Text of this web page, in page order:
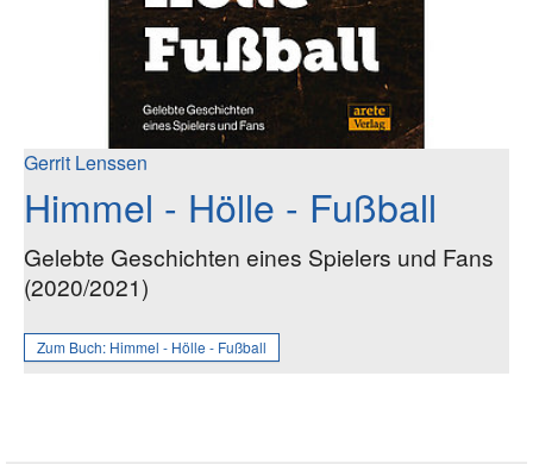
Gerrit Lenssen
Himmel - Hölle - Fußball
Gelebte Geschichten eines Spielers und Fans
(2020/2021)
Zum Buch: Himmel - Hölle - Fußball